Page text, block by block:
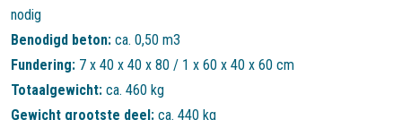
nodig
Benodigd beton: ca. 0,50 m3
Fundering: 7 x 40 x 40 x 80 / 1 x 60 x 40 x 60 cm
Totaalgewicht: ca. 460 kg
Gewicht grootste deel: ca. 440 kg